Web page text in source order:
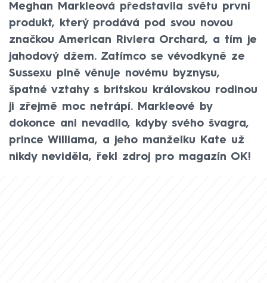
Meghan Markleová představila světu první
produkt, který prodává pod svou novou
značkou American Riviera Orchard, a tím je
jahodový džem. Zatímco se vévodkyně ze
Sussexu plně věnuje novému byznysu,
špatné vztahy s britskou královskou rodinou
ji zřejmě moc netrápí. Markleové by
dokonce ani nevadilo, kdyby svého švagra,
prince Williama, a jeho manželku Kate už
nikdy neviděla, řekl zdroj pro magazín OK!